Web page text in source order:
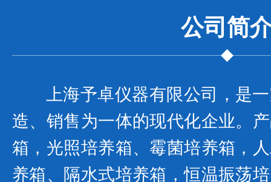
公司 简
上海予卓仪器有限公司，是
造、销售为一体的现代化企业。
箱，光照培养箱、霉菌培养箱，
养箱、隔水式培养箱，恒温振荡